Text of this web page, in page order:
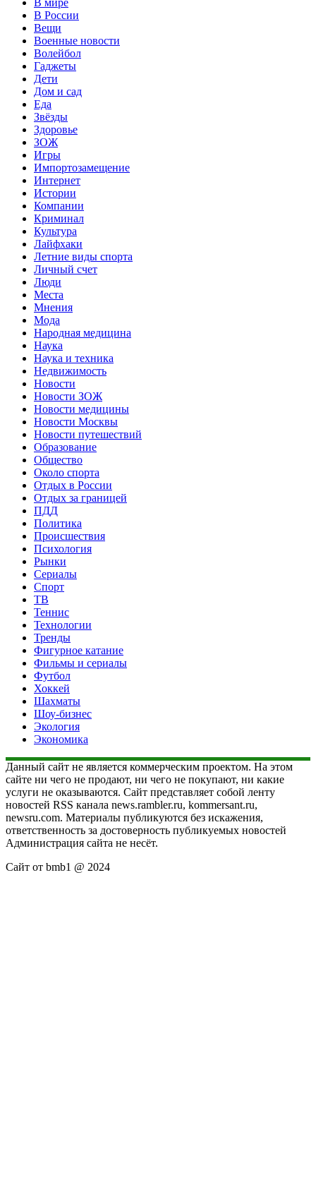
В России
Вещи
Военные новости
Волейбол
Гаджеты
Дети
Дом и сад
Еда
Звёзды
Здоровье
ЗОЖ
Игры
Импортозамещение
Интернет
Истории
Компании
Криминал
Культура
Лайфхаки
Летние виды спорта
Личный счет
Люди
Места
Мнения
Мода
Народная медицина
Наука
Наука и техника
Недвижимость
Новости
Новости ЗОЖ
Новости медицины
Новости Москвы
Новости путешествий
Образование
Общество
Около спорта
Отдых в России
Отдых за границей
ПДД
Политика
Происшествия
Психология
Рынки
Сериалы
Спорт
ТВ
Теннис
Технологии
Тренды
Фигурное катание
Фильмы и сериалы
Футбол
Хоккей
Шахматы
Шоу-бизнес
Экология
Экономика
Данный сайт не является коммерческим проектом. На этом
сайте ни чего не продают, ни чего не покупают, ни какие
услуги не оказываются. Сайт представляет собой ленту
новостей RSS канала news.rambler.ru, kommersant.ru,
newsru.com. Материалы публикуются без искажения,
ответственность за достоверность публикуемых новостей
Администрация сайта не несёт.
Сайт от bmb1 @ 2024